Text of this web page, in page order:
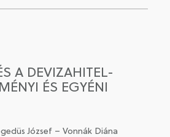
A DEVIZAHITEL-
ÉS EGYÉNI
József – Vonnák Diána